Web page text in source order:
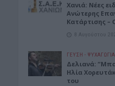
Χανιά: Νέες
Ανώτερης
Κατάρτισης –
8 Αυγούστου
ΓΕΎΣΗ - ΨΥΧΑΓΩΓΊΑ
Δελιανά:
Ηλία
του